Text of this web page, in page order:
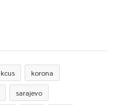
kcus korona
sarajevo